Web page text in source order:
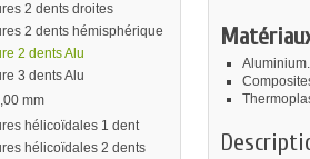
2 dents droites
2 dents hémisphérique
2 dents Alu
3 dents Alu
mm
hélicoïdales 1 dent
hélicoïdales 2 dents
Aluminium.